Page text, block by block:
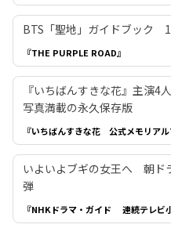
BTS「聖地」ガイドブック
『THE PURPLE ROAD』
『いちばんすきな花』主演
写真満載の永久保存版
『いちばんすきな花 公式メモリアル
いよいよブギの女王へ 朝ド
弾
『NHKドラマ・ガイド 連続テレ